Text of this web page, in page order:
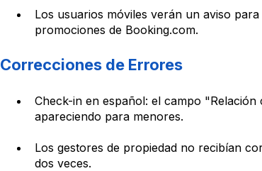
Los usuarios móviles verán un aviso
promociones de Booking.com.
Correcciones de Errores
Check-in en español: el campo
apareciendo para menores.
Los gestores de propiedad no recibían
dos veces.